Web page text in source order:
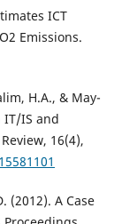
ICT
Emissions.
H.A., & May-
IT/IS and
16(4),
(2012). A Case